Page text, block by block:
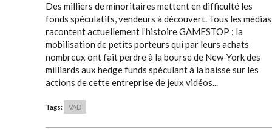
Des milliers de minoritaires mettent en difficulté les
fonds spéculatifs, vendeurs à découvert. Tous les médias
racontent actuellement l’histoire GAMESTOP : la
mobilisation de petits porteurs qui par leurs achats
nombreux ont fait perdre à la bourse de New-York des
milliards aux hedge funds spéculant à la baisse sur les
actions de cette entreprise de jeux vidéos...
Tags: VAD